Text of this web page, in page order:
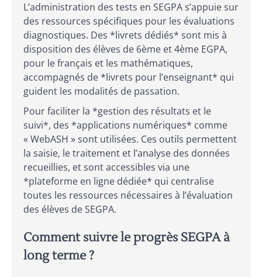
L’administration des tests en SEGPA s’appuie sur
des ressources spécifiques pour les évaluations
diagnostiques. Des *livrets dédiés* sont mis à
disposition des élèves de 6ème et 4ème EGPA,
pour le français et les mathématiques,
accompagnés de *livrets pour l’enseignant* qui
guident les modalités de passation.
Pour faciliter la *gestion des résultats et le
suivi*, des *applications numériques* comme
« WebASH » sont utilisées. Ces outils permettent
la saisie, le traitement et l’analyse des données
recueillies, et sont accessibles via une
*plateforme en ligne dédiée* qui centralise
toutes les ressources nécessaires à l’évaluation
des élèves de SEGPA.
Comment suivre le progrès SEGPA à
long terme ?